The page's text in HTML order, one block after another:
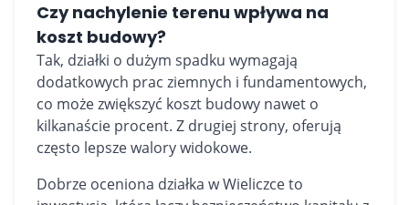
Czy nachylenie terenu wpływa na
koszt budowy?
Tak, działki o dużym spadku wymagają
dodatkowych prac ziemnych i fundamentowych,
co może zwiększyć koszt budowy nawet o
kilkanaście procent. Z drugiej strony, oferują
często lepsze walory widokowe.
Dobrze oceniona działka w Wieliczce to